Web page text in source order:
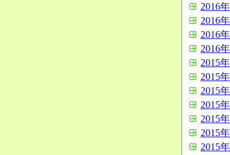
2016
2016
2016
2016
2015
2015
2015
2015
2015
2015
2015